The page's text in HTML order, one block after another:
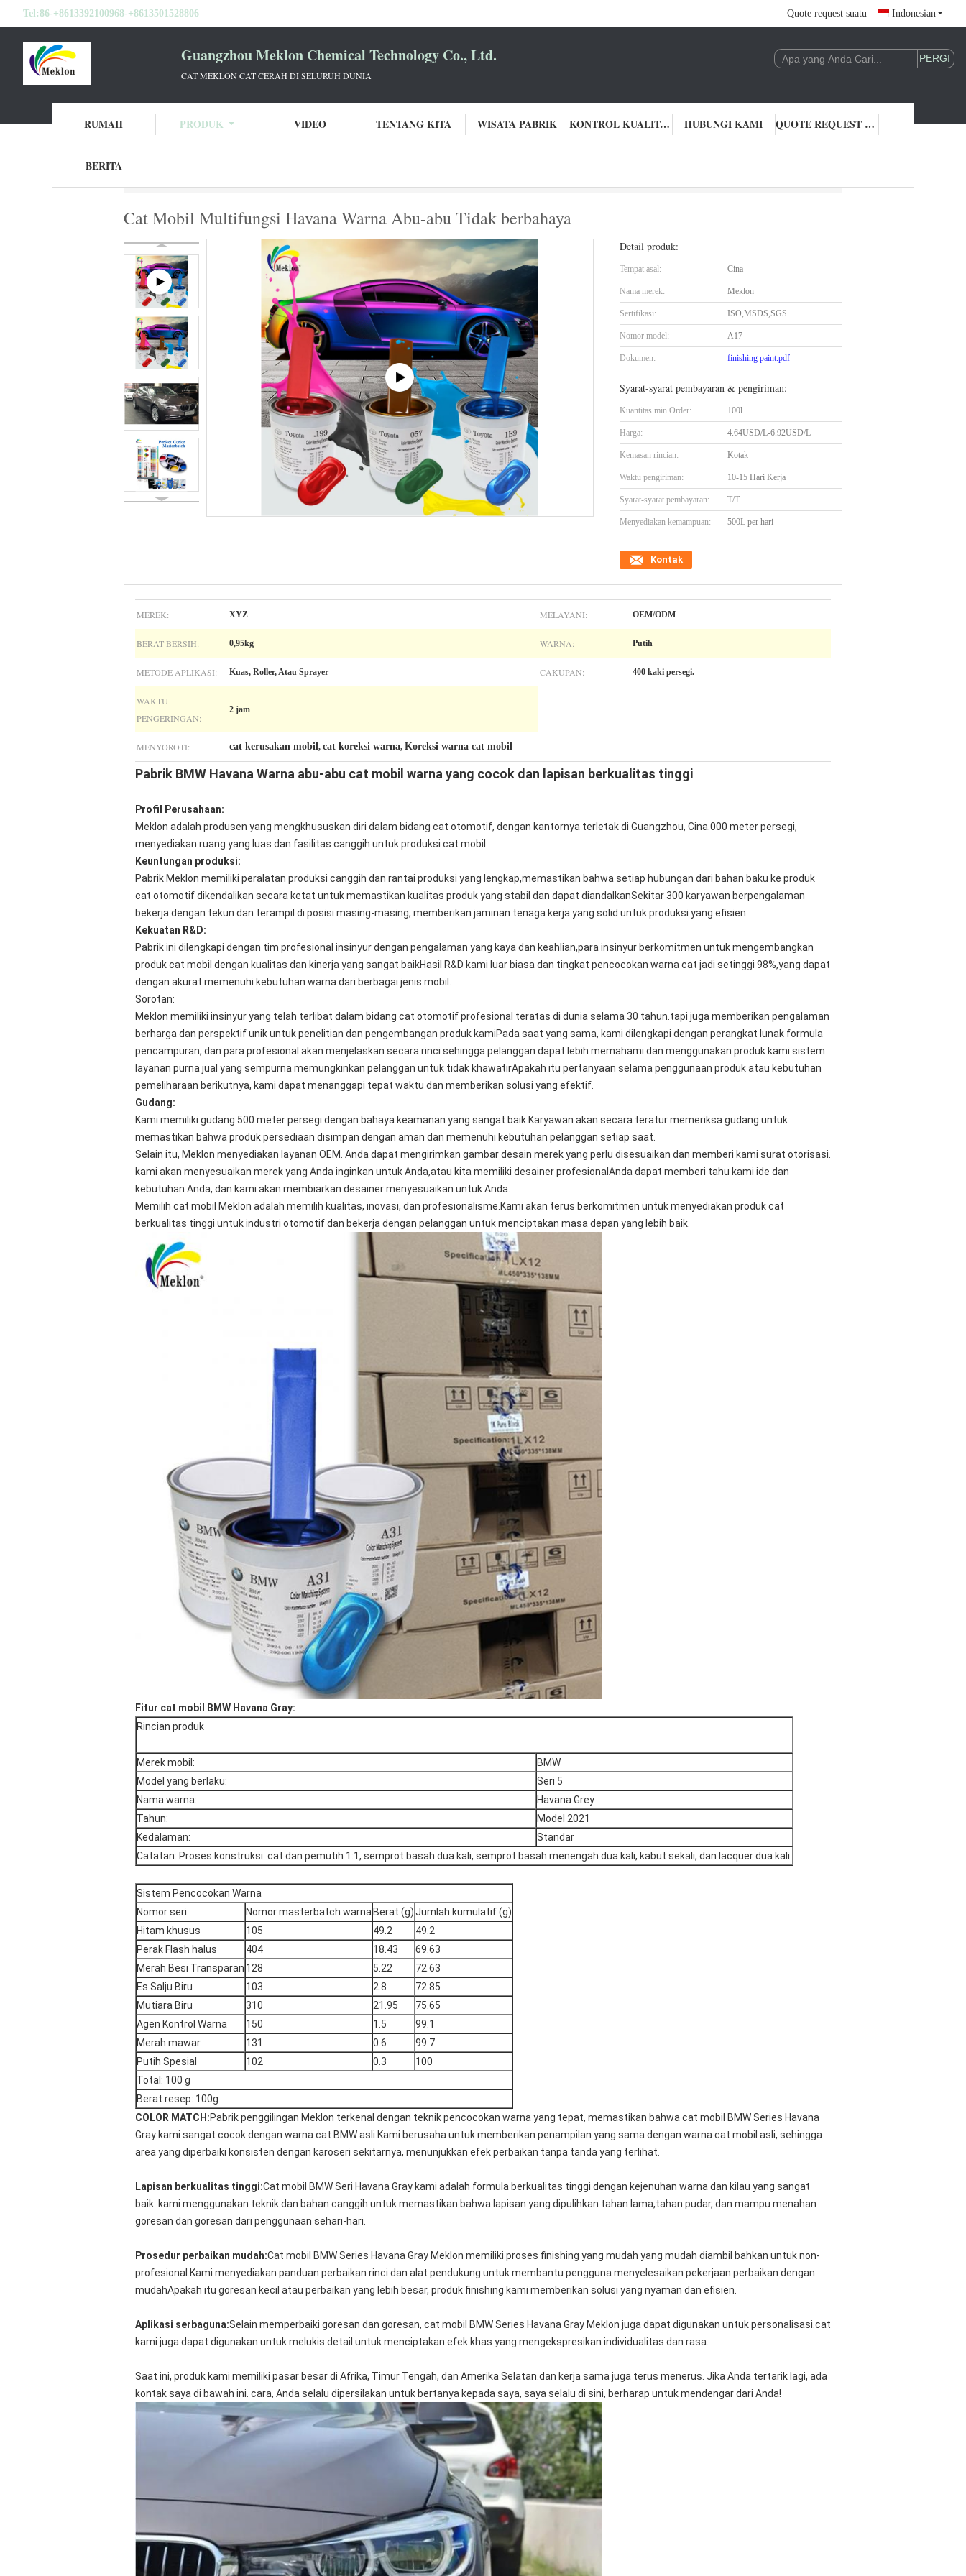
Tel:86-+8613392100968-+8613501528806 Quote request suatu Indonesian
Guangzhou Meklon Chemical Technology Co., Ltd.
CAT MEKLON CAT CERAH DI SELURUH DUNIA
RUMAH PRODUK VIDEO TENTANG KITA WISATA PABRIK KONTROL KUALITAS HUBUNGI KAMI QUOTE REQUEST SUATU
BERITA
Cat Mobil Multifungsi Havana Warna Abu-abu Tidak berbahaya
Detail produk:
Tempat asal: Cina
Nama merek: Meklon
Sertifikasi: ISO,MSDS,SGS
Nomor model: A17
Dokumen: finishing paint.pdf
Syarat-syarat pembayaran & pengiriman:
Kuantitas min Order: 100l
Harga: 4.64USD/L-6.92USD/L
Kemasan rincian: Kotak
Waktu pengiriman: 10-15 Hari Kerja
Syarat-syarat pembayaran: T/T
Menyediakan kemampuan: 500L per hari
Kontak
MEREK: XYZ MELAYANI: OEM/ODM
BERAT BERSIH: 0,95kg WARNA: Putih
METODE APLIKASI: Kuas, Roller, Atau Sprayer CAKUPAN: 400 kaki persegi.
WAKTU
PENGERINGAN:
2 jam
MENYOROTI: cat kerusakan mobil, cat koreksi warna, Koreksi warna cat mobil
Pabrik BMW Havana Warna abu-abu cat mobil warna yang cocok dan lapisan berkualitas tinggi
Profil Perusahaan:
Meklon adalah produsen yang mengkhususkan diri dalam bidang cat otomotif, dengan kantornya terletak di Guangzhou, Cina.000 meter persegi,
menyediakan ruang yang luas dan fasilitas canggih untuk produksi cat mobil.
Keuntungan produksi:
Pabrik Meklon memiliki peralatan produksi canggih dan rantai produksi yang lengkap,memastikan bahwa setiap hubungan dari bahan baku ke produk
cat otomotif dikendalikan secara ketat untuk memastikan kualitas produk yang stabil dan dapat diandalkanSekitar 300 karyawan berpengalaman
bekerja dengan tekun dan terampil di posisi masing-masing, memberikan jaminan tenaga kerja yang solid untuk produksi yang efisien.
Kekuatan R&D:
Pabrik ini dilengkapi dengan tim profesional insinyur dengan pengalaman yang kaya dan keahlian,para insinyur berkomitmen untuk mengembangkan
produk cat mobil dengan kualitas dan kinerja yang sangat baikHasil R&D kami luar biasa dan tingkat pencocokan warna cat jadi setinggi 98%,yang dapat
dengan akurat memenuhi kebutuhan warna dari berbagai jenis mobil.
Sorotan:
Meklon memiliki insinyur yang telah terlibat dalam bidang cat otomotif profesional teratas di dunia selama 30 tahun.tapi juga memberikan pengalaman
berharga dan perspektif unik untuk penelitian dan pengembangan produk kamiPada saat yang sama, kami dilengkapi dengan perangkat lunak formula
pencampuran, dan para profesional akan menjelaskan secara rinci sehingga pelanggan dapat lebih memahami dan menggunakan produk kami.sistem
layanan purna jual yang sempurna memungkinkan pelanggan untuk tidak khawatirApakah itu pertanyaan selama penggunaan produk atau kebutuhan
pemeliharaan berikutnya, kami dapat menanggapi tepat waktu dan memberikan solusi yang efektif.
Gudang:
Kami memiliki gudang 500 meter persegi dengan bahaya keamanan yang sangat baik.Karyawan akan secara teratur memeriksa gudang untuk
memastikan bahwa produk persediaan disimpan dengan aman dan memenuhi kebutuhan pelanggan setiap saat.
Selain itu, Meklon menyediakan layanan OEM. Anda dapat mengirimkan gambar desain merek yang perlu disesuaikan dan memberi kami surat otorisasi.
kami akan menyesuaikan merek yang Anda inginkan untuk Anda,atau kita memiliki desainer profesionalAnda dapat memberi tahu kami ide dan
kebutuhan Anda, dan kami akan membiarkan desainer menyesuaikan untuk Anda.
Memilih cat mobil Meklon adalah memilih kualitas, inovasi, dan profesionalisme.Kami akan terus berkomitmen untuk menyediakan produk cat
berkualitas tinggi untuk industri otomotif dan bekerja dengan pelanggan untuk menciptakan masa depan yang lebih baik.
Fitur cat mobil BMW Havana Gray:
Rincian produk
Merek mobil:
BMW
Model yang berlaku:
Seri 5
Nama warna:
Havana Grey
Tahun:
Model 2021
Kedalaman:
Standar
Catatan: Proses konstruksi: cat dan pemutih 1:1, semprot basah dua kali, semprot basah menengah dua kali, kabut sekali, dan lacquer dua kali.
Sistem Pencocokan Warna
Nomor seri
Nomor masterbatch warna Berat (g)Jumlah kumulatif (g)
Hitam khusus
105 49.2
49.2
Perak Flash halus
404 18.43
69.63
Merah Besi Transparan 128 5.22
72.63
Es Salju Biru
103 2.8
72.85
Mutiara Biru
310 21.95
75.65
Agen Kontrol Warna
150 1.5
99.1
Merah mawar
131 0.6
99.7
Putih Spesial
102 0.3
100
Total: 100 g
Berat resep: 100g
COLOR MATCH:Pabrik penggilingan Meklon terkenal dengan teknik pencocokan warna yang tepat, memastikan bahwa cat mobil BMW Series Havana
Gray kami sangat cocok dengan warna cat BMW asli.Kami berusaha untuk memberikan penampilan yang sama dengan warna cat mobil asli, sehingga
area yang diperbaiki konsisten dengan karoseri sekitarnya, menunjukkan efek perbaikan tanpa tanda yang terlihat.
Lapisan berkualitas tinggi:Cat mobil BMW Seri Havana Gray kami adalah formula berkualitas tinggi dengan kejenuhan warna dan kilau yang sangat
baik. kami menggunakan teknik dan bahan canggih untuk memastikan bahwa lapisan yang dipulihkan tahan lama,tahan pudar, dan mampu menahan
goresan dan goresan dari penggunaan sehari-hari.
Prosedur perbaikan mudah:Cat mobil BMW Series Havana Gray Meklon memiliki proses finishing yang mudah yang mudah diambil bahkan untuk non-
profesional.Kami menyediakan panduan perbaikan rinci dan alat pendukung untuk membantu pengguna menyelesaikan pekerjaan perbaikan dengan
mudahApakah itu goresan kecil atau perbaikan yang lebih besar, produk finishing kami memberikan solusi yang nyaman dan efisien.
Aplikasi serbaguna:Selain memperbaiki goresan dan goresan, cat mobil BMW Series Havana Gray Meklon juga dapat digunakan untuk personalisasi.cat
kami juga dapat digunakan untuk melukis detail untuk menciptakan efek khas yang mengekspresikan individualitas dan rasa.
Saat ini, produk kami memiliki pasar besar di Afrika, Timur Tengah, dan Amerika Selatan.dan kerja sama juga terus menerus. Jika Anda tertarik lagi, ada
kontak saya di bawah ini. cara, Anda selalu dipersilakan untuk bertanya kepada saya, saya selalu di sini, berharap untuk mendengar dari Anda!